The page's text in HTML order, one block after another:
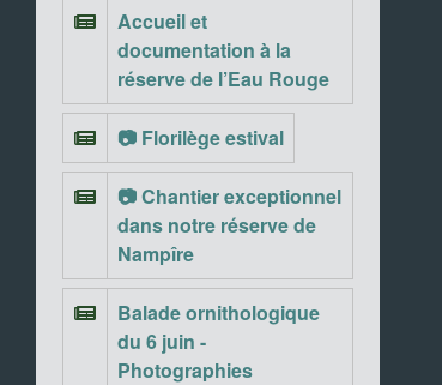
Accueil et
documentation à la
réserve de l’Eau Rouge
📷 Florilège estival
📷 Chantier exceptionnel
dans notre réserve de
Nampîre
Balade ornithologique
du 6 juin -
Photographies